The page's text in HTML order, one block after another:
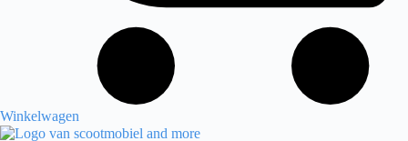
Winkelwagen